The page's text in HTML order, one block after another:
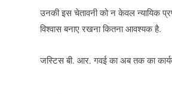
उनकी इस चेतावनी को न केवल न्यायिक
विश्वास बनाए रखना कितना आवश्यक है.
जस्टिस बी. आर. गवई का अब तक का